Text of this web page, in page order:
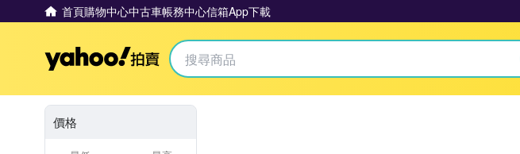
首頁購物中心中古車帳務中心信箱App下載
Yahoo拍賣
價格